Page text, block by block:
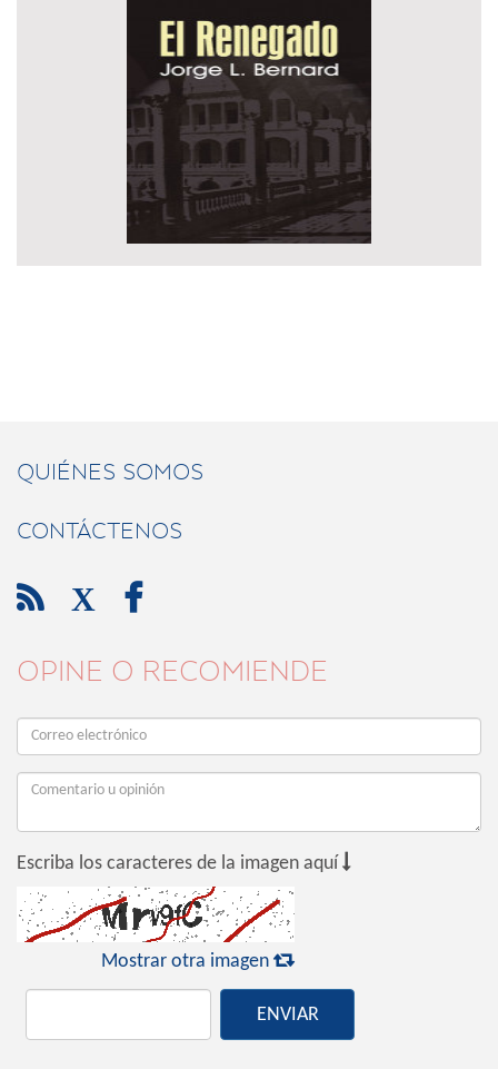
QUIÉNES SOMOS
CONTÁCTENOS
 X 
OPINE O RECOMIENDE
Escriba los caracteres de la imagen aquí 
Mostrar otra imagen 
ENVIAR